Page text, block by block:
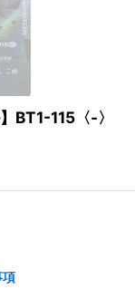
BT1-115〈-〉